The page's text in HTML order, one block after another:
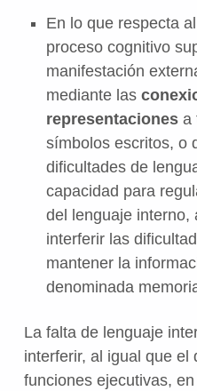
En lo que respecta
proceso cognitivo
manifestación
mediante las
representacionesa
símbolos escritos, o
dificultades de
capacidad para
del lenguaje interno,
interferir las
mantener la
denominada
La falta de lenguaje
interferir, al igual que el
funciones ejecutivas,